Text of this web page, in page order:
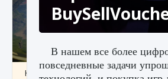
Как исправить ошибку Palworld
В нашем все более
повседневные задачи